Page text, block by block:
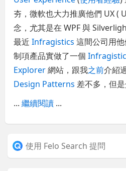
夯，微軟也大力推廣他們 UX (
念，尤其是在 WPF 與
最近Infragistics 這間公司用
制項產品實做了一個
Explorer網站，跟我之前介紹
Design Patterns 差不多，但是
...繼續閱讀 ...